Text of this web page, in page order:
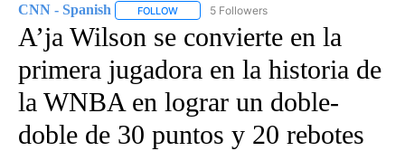
CNN - Spanish FOLLOW FOLLOW "CNN - SPANISH" TO RECEIVE
5 Followers
A’ja Wilson se convierte en la
primera jugadora en la historia de
la WNBA en lograr un doble-
doble de 30 puntos y 20 rebotes